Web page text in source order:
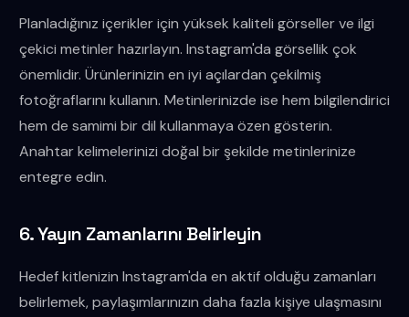
Planladığınız içerikler için yüksek kaliteli görseller ve ilgi
çekici metinler hazırlayın. Instagram'da görsellik çok
önemlidir. Ürünlerinizin en iyi açılardan çekilmiş
fotoğraflarını kullanın. Metinlerinizde ise hem bilgilendirici
hem de samimi bir dil kullanmaya özen gösterin.
Anahtar kelimelerinizi doğal bir şekilde metinlerinize
entegre edin.
6. Yayın Zamanlarını Belirleyin
Hedef kitlenizin Instagram'da en aktif olduğu zamanları
belirlemek, paylaşımlarınızın daha fazla kişiye ulaşmasını